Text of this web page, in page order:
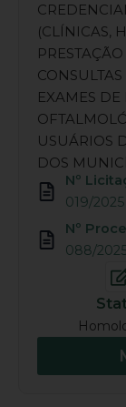
(CLÍNICAS,
EXAMES DE
USUÁRIOS
DOS
Nº
019/2025
Nº
088/